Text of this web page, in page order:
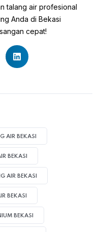
talang air profesional
Anda di Bekasi
cepat!
AIR BEKASI
BEKASI
AIR BEKASI
BEKASI
BEKASI